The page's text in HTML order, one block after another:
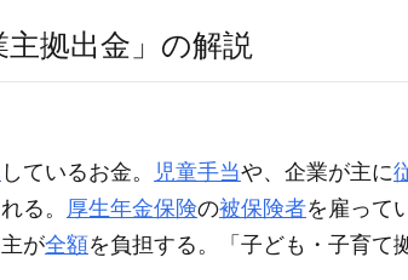
拠出金」の解説
しているお金。 児童手当や、企業が主に
る。 厚生年金保険の被保険者を雇って
が全額を負担する。「子ども・子育て